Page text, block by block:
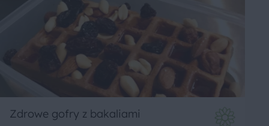
Zdrowe gofry z bakaliami